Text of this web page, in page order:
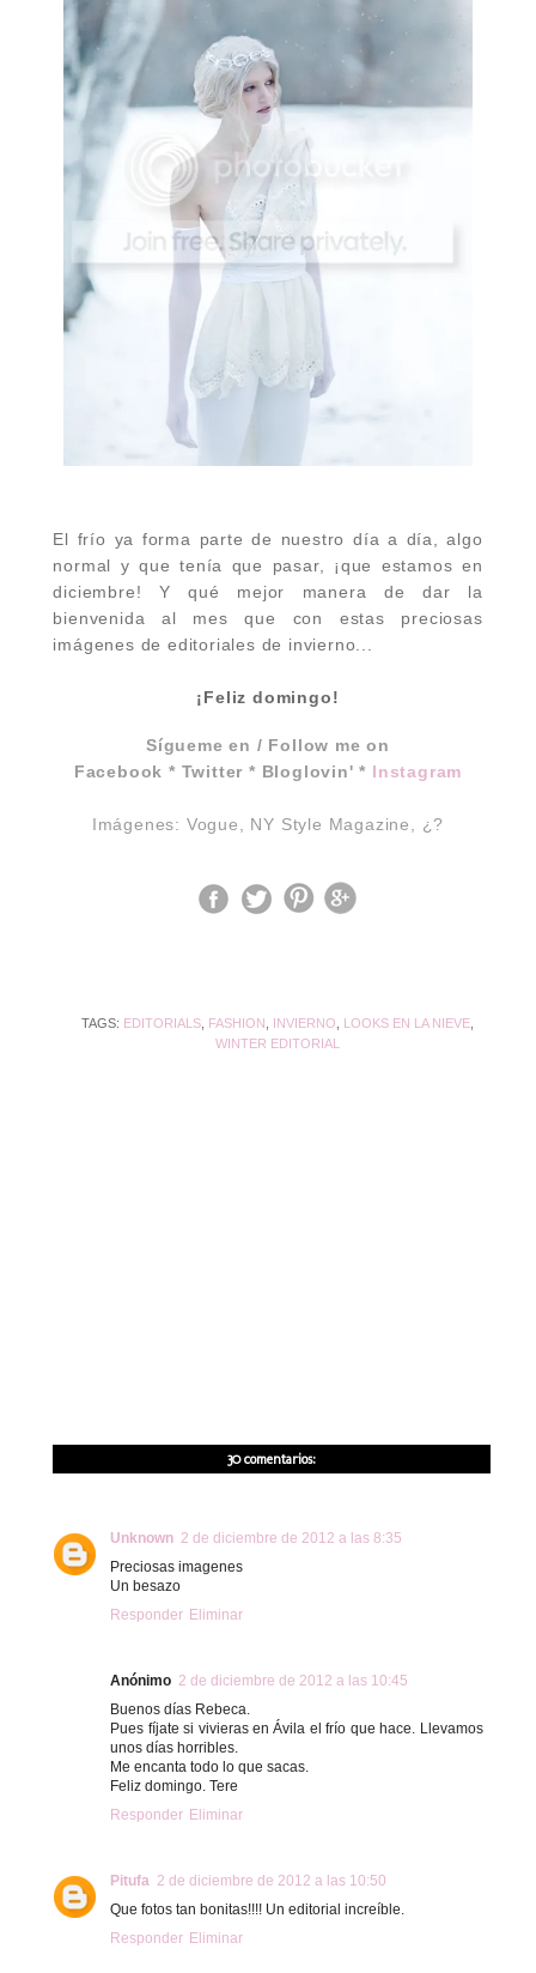
El frío ya forma parte de nuestro día a día, algo
normal y que tenía que pasar, ¡que estamos en
diciembre! Y qué mejor manera de dar la
bienvenida al mes que con estas preciosas
imágenes de editoriales de invierno...
¡Feliz domingo!
Sígueme en / Follow me on
Facebook * Twitter * Bloglovin'* Instagram
Imágenes: Vogue, NY Style Magazine, ¿?
TAGS: EDITORIALS, FASHION INVIERNO LOOKS EN LA NIEVE,
WINTER EDITORIAL
30 comentarios:
Unknown 2 de diciembre de 2012 a las 8:35
Preciosas imagenes
Un besazo
Responder Eliminar
Anónimo 2 de diciembre de 2012 a las 10:45
Buenos días Rebeca.
Pues fíjate si vivieras en Ávila el frío que hace. Llevamos
unos días horribles.
Me encanta todo lo que sacas.
Feliz domingo. Tere
Responder Eliminar
Pitufa 2 de diciembre de 2012 a las 10:50
Que fotos tan bonitas!!!! Un editorial increíble.
Responder Eliminar